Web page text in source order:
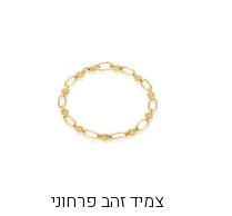
צמיד זהב פרחוני